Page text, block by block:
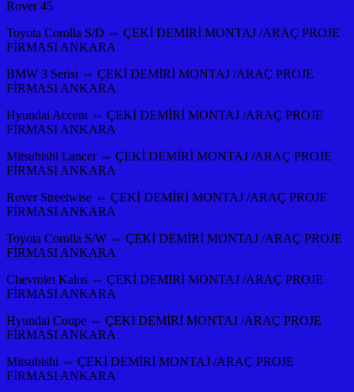
Rover 45
Toyota Corolla S/D ⇔ ÇEKİ DEMİRİ MONTAJ /ARAÇ PROJE
FİRMASI ANKARA
BMW 3 Serisi ⇔ ÇEKİ DEMİRİ MONTAJ /ARAÇ PROJE
FİRMASI ANKARA
Hyundai Accent ⇔ ÇEKİ DEMİRİ MONTAJ /ARAÇ PROJE
FİRMASI ANKARA
Mitsubishi Lancer ⇔ ÇEKİ DEMİRİ MONTAJ /ARAÇ PROJE
FİRMASI ANKARA
Rover Streetwise ⇔ ÇEKİ DEMİRİ MONTAJ /ARAÇ PROJE
FİRMASI ANKARA
Toyota Corolla S/W ⇔ ÇEKİ DEMİRİ MONTAJ /ARAÇ PROJE
FİRMASI ANKARA
Chevrolet Kalos ⇔ ÇEKİ DEMİRİ MONTAJ /ARAÇ PROJE
FİRMASI ANKARA
Hyundai Coupe ⇔ ÇEKİ DEMİRİ MONTAJ /ARAÇ PROJE
FİRMASI ANKARA
Mitsubishi ⇔ ÇEKİ DEMİRİ MONTAJ /ARAÇ PROJE
FİRMASI ANKARA